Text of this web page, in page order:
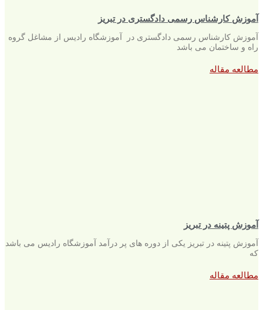
آموزش کارشناس رسمی دادگستری در تبریز
آموزش کارشناس رسمی دادگستری در آموزشگاه رادیس از مشاغل گروه
راه و ساختمان می باشد
مطالعه مقاله
آموزش پتینه در تبریز
آموزش پتینه در تبریز یکی از دوره های پر درآمد آموزشگاه رادیس می باشد
که
مطالعه مقاله